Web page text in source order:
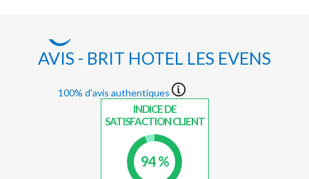
AVIS - BRIT HOTEL LES EVENS
100% d'avis authentiques
INDICE DE
SATISFACTION CLIENT
94 %